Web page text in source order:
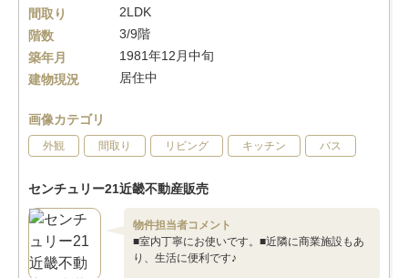
間取り
2LDK
階数
3/9階
築年月
1981年12月中旬
建物現況
居住中
画像カテゴリ
外観 間取り リビング キッチン バス
センチュリー21近畿不動産販売
物件担当者コメント
■室内丁寧にお使いです。■近隣に商業施設もあ
り、生活に便利です♪